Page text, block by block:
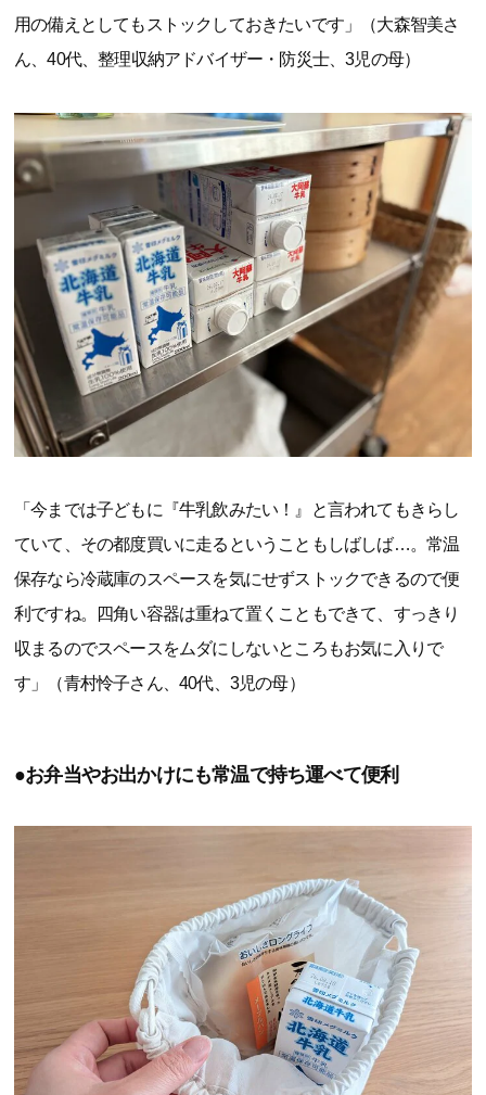
用の備えとしてもストックしておきたいです」（大森智美さ
ん、40代、整理収納アドバイザー・防災士、3児の母）
「今までは子どもに『牛乳飲みたい！』と言われてもきらし
ていて、その都度買いに走るということもしばしば…。常温
保存なら冷蔵庫のスペースを気にせずストックできるので便
利ですね。四角い容器は重ねて置くこともできて、すっきり
収まるのでスペースをムダにしないところもお気に入りで
す」（青村怜子さん、40代、3児の母）
●お弁当やお出かけにも常温で持ち運べて便利